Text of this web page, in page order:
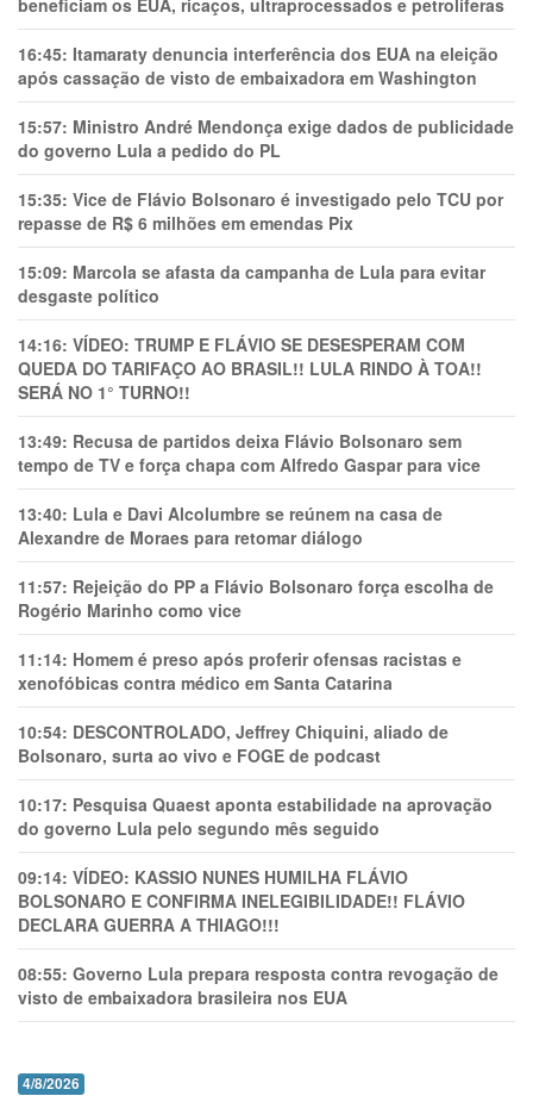
16:45: Itamaraty denuncia interferência dos EUA na eleição
após cassação de visto de embaixadora em Washington
15:57: Ministro André Mendonça exige dados de publicidade
do governo Lula a pedido do PL
15:35: Vice de Flávio Bolsonaro é investigado pelo TCU por
repasse de R$ 6 milhões em emendas Pix
15:09: Marcola se afasta da campanha de Lula para evitar
desgaste político
14:16: VÍDEO: TRUMP E FLÁVIO SE DESESPERAM COM
QUEDA DO TARIFAÇO AO BRASIL!! LULA RINDO À TOA!!
SERÁ NO 1° TURNO!!
13:49: Recusa de partidos deixa Flávio Bolsonaro sem
tempo de TV e força chapa com Alfredo Gaspar para vice
13:40: Lula e Davi Alcolumbre se reúnem na casa de
Alexandre de Moraes para retomar diálogo
11:57: Rejeição do PP a Flávio Bolsonaro força escolha de
Rogério Marinho como vice
11:14: Homem é preso após proferir ofensas racistas e
xenofóbicas contra médico em Santa Catarina
10:54: DESCONTROLADO, Jeffrey Chiquini, aliado de
Bolsonaro, surta ao vivo e FOGE de podcast
10:17: Pesquisa Quaest aponta estabilidade na aprovação
do governo Lula pelo segundo mês seguido
09:14: VÍDEO: KASSIO NUNES HUMlLHA FLÁVIO
BOLSONARO E CONFIRMA INELEGIBILIDADE!! FLÁVIO
DECLARA GUERRA A THIAGO!!!
08:55: Governo Lula prepara resposta contra revogação de
visto de embaixadora brasileira nos EUA
4/8/2026